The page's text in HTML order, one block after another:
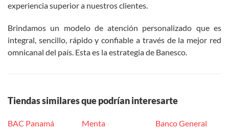
experiencia superior a nuestros clientes.
Brindamos un modelo de atención personalizado que es
integral, sencillo, rápido y confiable a través de la mejor red
omnicanal del país. Esta es la estrategia de Banesco.
Tiendas similares que podrían interesarte
BAC Panamá
Menta
Banco General